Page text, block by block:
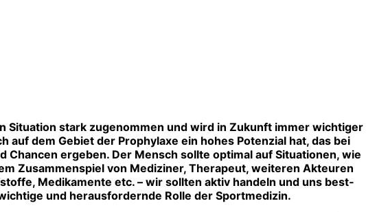
Situation stark zugenommen und wird in Zukunft immer wichtiger
dem Gebiet der Prophylaxe ein hohes Potenzial hat, das bei
ergeben. Der Mensch sollte optimal auf Situationen, wie
Zusammenspiel von Mediziner, Therapeut, weiteren Akteuren
Medikamente etc. – wir sollten aktiv handeln und uns best­
und heraus­fordernde Rolle der Sportmedizin.